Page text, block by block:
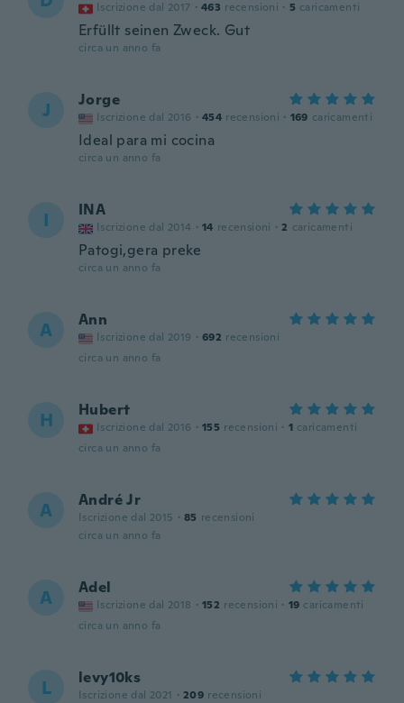
Iscrizione dal 2017 · 463 recensioni · 5 caricamenti
Erfüllt seinen Zweck. Gut
circa un anno fa
J Jorge
Iscrizione dal 2016 · 454 recensioni · 169 caricamenti
Ideal para mi cocina
circa un anno fa
I INA
Iscrizione dal 2014 · 14 recensioni · 2 caricamenti
Patogi,gera preke
circa un anno fa
A Ann
Iscrizione dal 2019 · 692 recensioni
circa un anno fa
H Hubert
Iscrizione dal 2016 · 155 recensioni · 1 caricamenti
circa un anno fa
A André Jr
Iscrizione dal 2015 · 85 recensioni
circa un anno fa
A Adel
Iscrizione dal 2018 · 152 recensioni · 19 caricamenti
circa un anno fa
L levy10ks
Iscrizione dal 2021 · 209 recensioni